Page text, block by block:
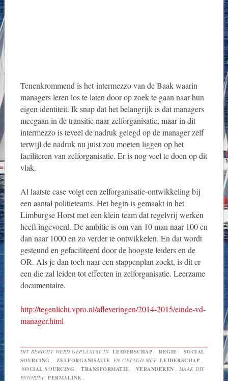
Tenenkrommend is het intermezzo van de Baak waarin
managers leren los te laten door op zoek te gaan naar hun
eigen identiteit. Ik snap dat het belangrijk is dat managers
meegaan in de transitie naar zelforganisatie, maar in dit
intermezzo is teveel de nadruk gelegd op de manager zelf
terwijl de nadruk nu juist zou moeten liggen op het
faciliteren van zelforganisatie. Er is nog veel te doen op dit
vlak.
Al laatste case volgt een zelforganisatie-ontwikkeling bij
een aantal politieteams. Het begin is gemaakt in het
Limburgse Horst met een klein team dat regelvrij werken
heeft ingevoerd. De ambitie is om van 10 man naar 100 en
dan naar 1000 en zo verder te ontwikkelen. En dat wordt
gesteund en gefaciliteerd door de hoogste leiders en de
OR. Als je dan toch naar een stappenplan zoekt, is dit er
een die zal leiden tot effecten in zelforganisatie. Leerzame
documentaire.
http://tegenlicht.vpro.nl/afleveringen/2014-2015/einde-vd-
manager.html
DIT BERICHT WERD GEPLAATST IN LEIDERSCHAP REGIE
SOCIAL
SOURCING
ZELFORGANISATIE EN GETAGD MET LEIDERSCHAP
SOCIAL SOURCING
TRANSFORMATIE VERANDEREN
. MAAK DIT
FAVORIET PERMALINK